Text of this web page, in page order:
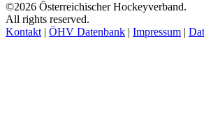
©2026 Österreichischer Hockeyverband.
All rights reserved.
Kontakt | ÖHV Datenbank | Impressum |